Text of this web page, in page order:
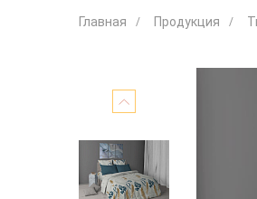
Главная Продукция